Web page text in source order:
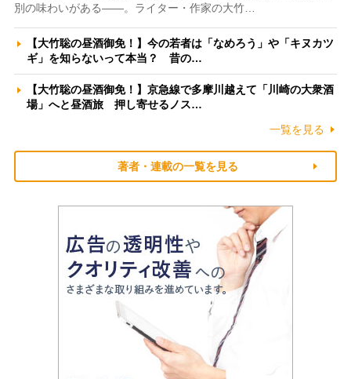
別の味わいがある――。ライター・作家の大竹…
【大竹聡の昼酒御免！】今の若者は「なめろう」や「キヌカツ
ギ」を知らないって本当？ 昔の…
【大竹聡の昼酒御免！】京急線で多摩川越えて「川崎の大衆酒
場」へと昼酒旅 押し寄せるノス…
一覧を見る
著者・連載の一覧を見る